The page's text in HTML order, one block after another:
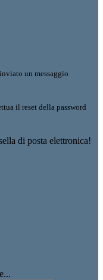
un messaggio
il reset della password
di posta elettronica!